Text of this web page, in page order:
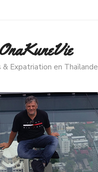
OnaKuneVie
& Expatriation en Thaïlande